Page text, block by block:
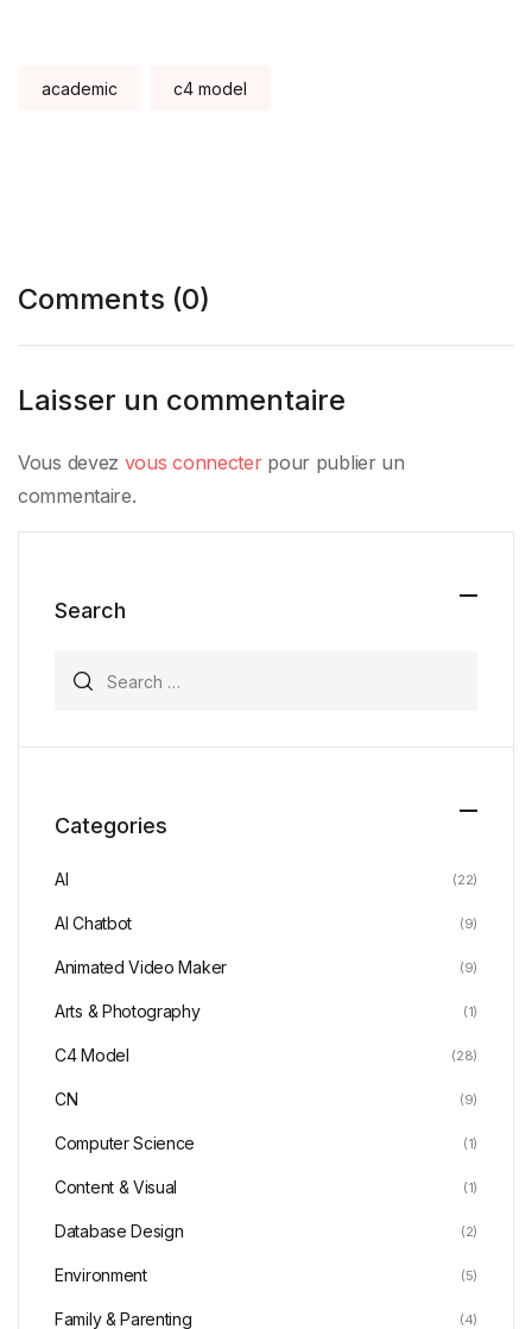
academic c4 model
Comments (0)
Laisser un commentaire
Vous devez vous connecterpour publier un
commentaire.
Search
Categories
AI (22)
AI Chatbot (9)
Animated Video Maker (9)
Arts & Photography (1)
C4 Model (28)
CN (9)
Computer Science (1)
Content & Visual (1)
Database Design (2)
Environment (5)
Family & Parenting (4)